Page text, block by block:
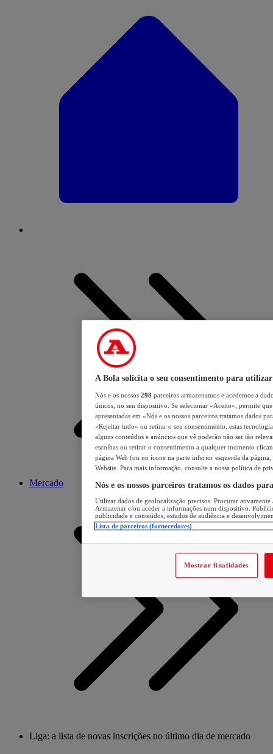
Mercado
Liga: a lista de novas inscrições no último dia de mercado
A Bola solicita o seu consentimento para utilizar
Nós e os nossos 298 parceiros armazenamos e acedemos a
únicos, no seu dispositivo. Se selecionar «Aceito», permite
apresentadas em «Nós e os nossos parceiros tratamos dados
«Rejeitar tudo» ou retirar o seu consentimento, estas
alguns conteúdos e anúncios que vê poderão não ser tão
escolhas ou retirar o consentimento a qualquer momento
página Web (ou no ícone na parte inferior esquerda da página,
Website. Para mais informação, consulte a nossa política de
Nós e os nossos parceiros tratamos os dados
Utilizar dados de geolocalização precisos. Procurar
Armazenar e/ou aceder a informações num dispositivo.
publicidade e conteúdos, estudos de audiência e
Lista de parceiros (fornecedores)
Mostrar finalidades